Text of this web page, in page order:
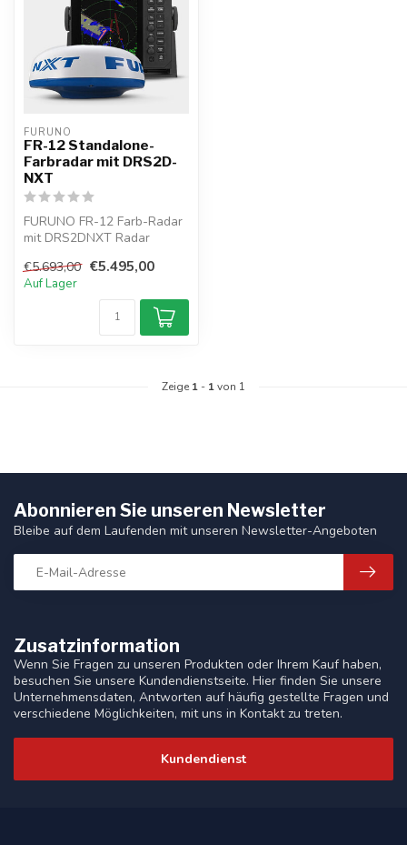
FURUNO
FR-12 Standalone-
Farbradar mit DRS2D-
NXT
FURUNO FR-12 Farb-Radar
mit DRS2DNXT Radar
Funktion Ri...
€5.693,00 €5.495,00
Auf Lager
Zeige 1 - 1von 1
Zusatzinformation
Wenn Sie Fragen zu unseren Produkten oder Ihrem Kauf haben,
besuchen Sie unsere Kundendienstseite. Hier finden Sie unsere
Unternehmensdaten, Antworten auf häufig gestellte Fragen und
verschiedene Möglichkeiten, mit uns in Kontakt zu treten.
Kundendienst
Abonnieren Sie unseren Newsletter
Bleibe auf dem Laufenden mit unseren Newsletter-Angeboten